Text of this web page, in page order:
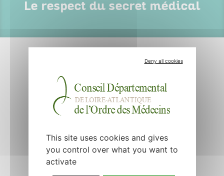
Le respect du secret médical
Retour à la liste
Deny all cookies
This site uses cookies and gives
you control over what you want to
activate